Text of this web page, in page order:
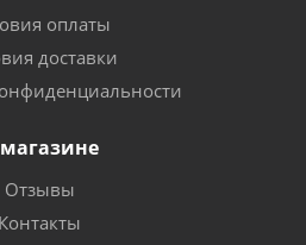
оплаты
доставки
Отзывы
Контакты